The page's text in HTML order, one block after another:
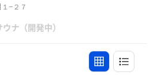
−２７
ナ（開発中）